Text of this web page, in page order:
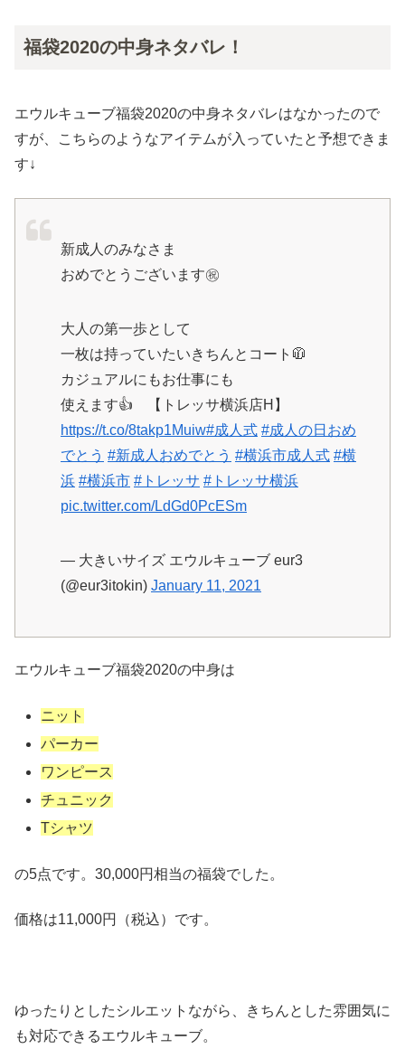
福袋2020の中身ネタバレ！
エウルキューブ福袋2020の中身ネタバレはなかったので
すが、こちらのようなアイテムが入っていたと予想できま
す↓
新成人のみなさま
おめでとうございます㊗️
大人の第一歩として
一枚は持っていたいきちんとコート🧥
カジュアルにもお仕事にも
使えます👍 【トレッサ横浜店H】
https://t.co/8takp1Muiw#成人式 #成人の日おめ
でとう #新成人おめでとう #横浜市成人式 #横
浜 #横浜市 #トレッサ #トレッサ横浜
pic.twitter.com/LdGd0PcESm
— 大きいサイズ エウルキューブ eur3
(@eur3itokin) January 11, 2021
エウルキューブ福袋2020の中身は
ニット
パーカー
ワンピース
チュニック
Tシャツ
の5点です。30,000円相当の福袋でした。
価格は11,000円（税込）です。
ゆったりとしたシルエットながら、きちんとした雰囲気に
も対応できるエウルキューブ。